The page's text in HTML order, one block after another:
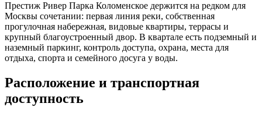
Престиж Ривер Парка Коломенское держится на редком для
Москвы сочетании: первая линия реки, собственная
прогулочная набережная, видовые квартиры, террасы и
крупный благоустроенный двор. В квартале есть подземный и
наземный паркинг, контроль доступа, охрана, места для
отдыха, спорта и семейного досуга у воды.
Расположение и транспортная
доступность